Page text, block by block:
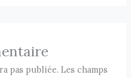
pas publiée. Les champs